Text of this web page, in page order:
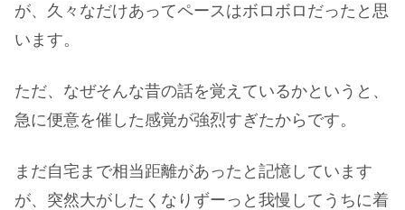
が、久々なだけあってペースはボロボロだったと思
います。
ただ、なぜそんな昔の話を覚えているかというと、
急に便意を催した感覚が強烈すぎたからです。
まだ自宅まで相当距離があったと記憶しています
が、突然大がしたくなりずーっと我慢してうちに着